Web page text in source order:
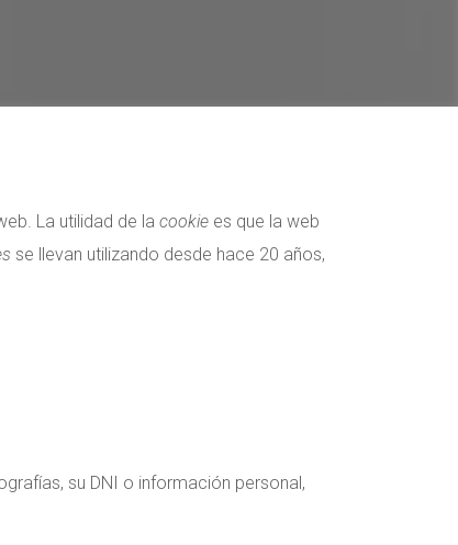
La utilidad de la cookie es que la web
se llevan utilizando desde hace 20 años,
su DNI o información personal,